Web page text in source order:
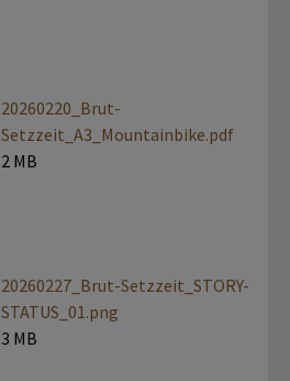
20260220_Brut-
Setzzeit_A3_Mountainbike.pdf
2 MB
20260227_Brut-Setzzeit_STORY-
STATUS_01.png
3 MB